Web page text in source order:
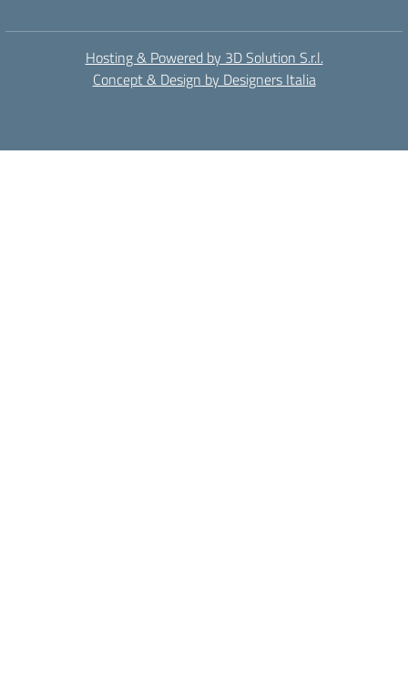
Hosting & Powered by 3D Solution S.r.l.
Concept & Design by Designers Italia